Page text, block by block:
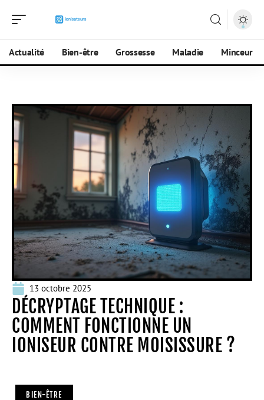
Actualité Bien-être Grossesse Maladie Minceur
13 octobre 2025
DÉCRYPTAGE TECHNIQUE :
COMMENT FONCTIONNE UN
IONISEUR CONTRE MOISISSURE ?
BIEN-ÊTRE